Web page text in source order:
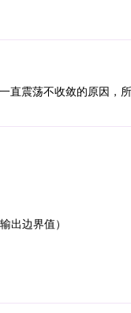
直震荡不收敛的原因，
出边界值）